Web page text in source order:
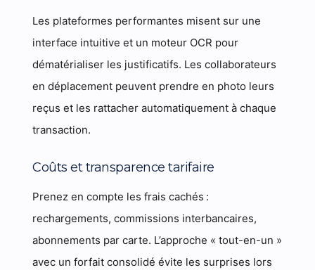
Les plateformes performantes misent sur une
interface intuitive et un moteur OCR pour
dématérialiser les justificatifs. Les collaborateurs
en déplacement peuvent prendre en photo leurs
reçus et les rattacher automatiquement à chaque
transaction.
Coûts et transparence tarifaire
Prenez en compte les frais cachés :
rechargements, commissions interbancaires,
abonnements par carte. L’approche « tout-en-un »
avec un forfait consolidé évite les surprises lors